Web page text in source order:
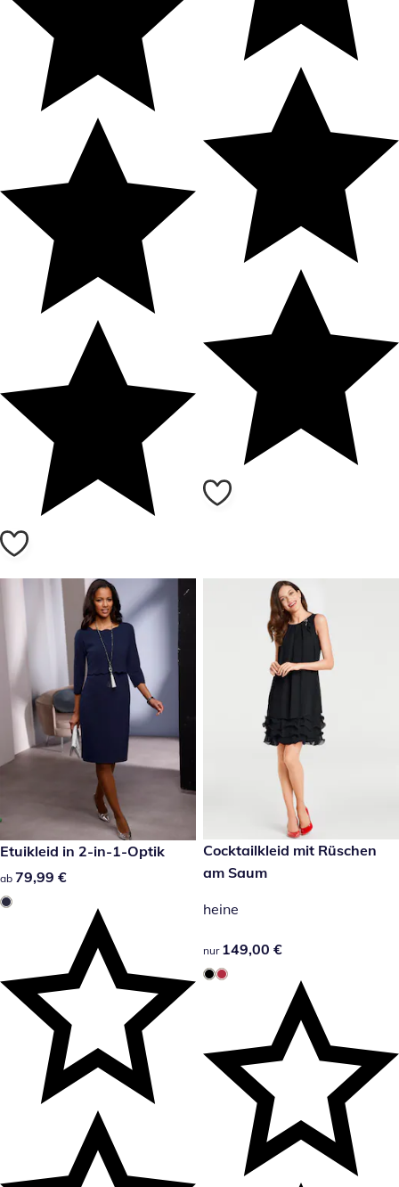
79,99 €
Etuikleid in 2-in-1-Optik
79,99 €
ab 79,99 €
149,00 €
Cocktailkleid mit Rüschen
am Saum
heine
149,00 €
nur 149,00 €